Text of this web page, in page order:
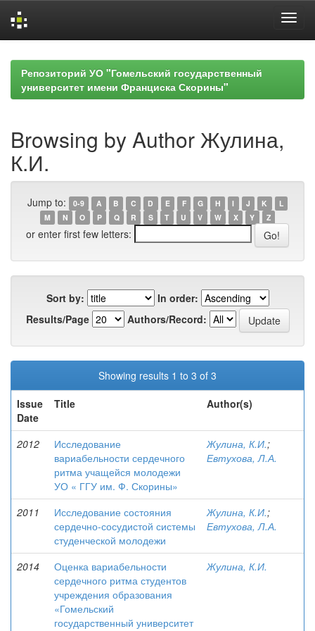
navigationРепозиторий УО "Гомельский государственный
университет имени Франциска Скорины"
Browsing by Author Жулина,
К.И.
Jump to: 0-9 A B C D E F G H I J K
L
M
N O P Q R S T U V W X Y Z
or enter first few letters:
Sort by:
In order:
Results/Page
Authors/Record:
Showing results 1 to 3 of 3
Issue
Date
Title Author(s)
2012
Исследование
вариабельности сердечного
ритма учащейся молодежи
УО « ГГУ им. Ф. Скорины»
Жулина, К.И.;
Евтухова, Л.А.
2011
Исследование состояния
сердечно-сосудистой системы
студенческой молодежи
Жулина, К.И.;
Евтухова, Л.А.
2014
Оценка вариабельности
сердечного ритма студентов
учреждения образования
«Гомельский
государственный университет
Жулина, К.И.